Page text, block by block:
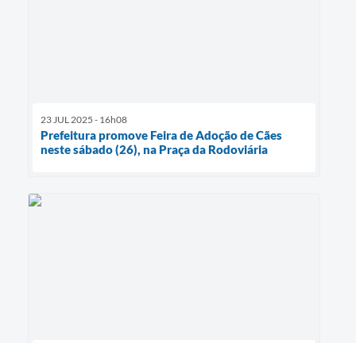
23 JUL 2025 - 16h08
Prefeitura promove Feira de Adoção de Cães
neste sábado (26), na Praça da Rodoviária